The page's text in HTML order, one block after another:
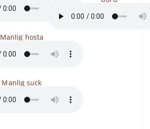
Manlig hosta
Manlig suck